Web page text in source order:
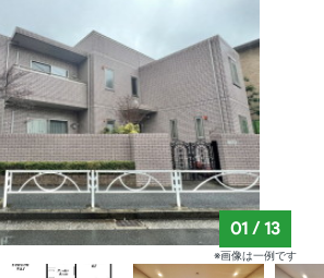
01 /13
※画像は一例です